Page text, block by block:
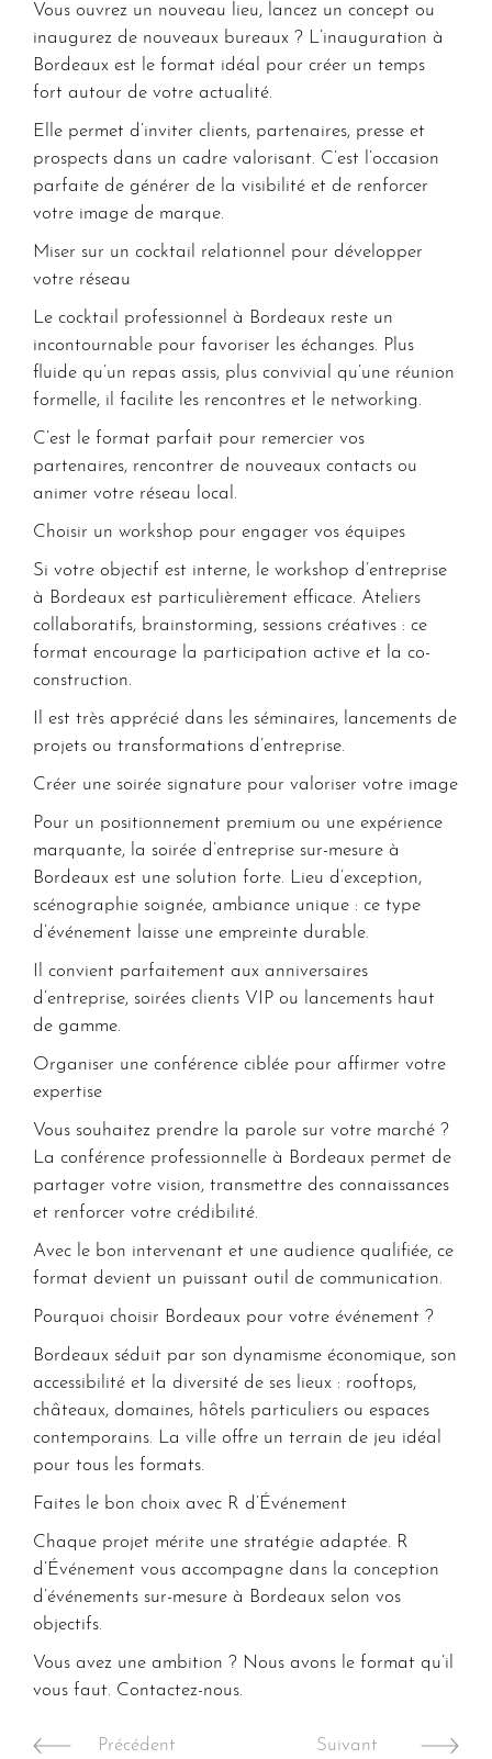
Vous ouvrez un nouveau lieu, lancez un concept ou
inaugurez de nouveaux bureaux ? L’inauguration à
Bordeaux est le format idéal pour créer un temps
fort autour de votre actualité.
Elle permet d’inviter clients, partenaires, presse et
prospects dans un cadre valorisant. C’est l’occasion
parfaite de générer de la visibilité et de renforcer
votre image de marque.
Miser sur un cocktail relationnel pour développer
votre réseau
Le cocktail professionnel à Bordeaux reste un
incontournable pour favoriser les échanges. Plus
fluide qu’un repas assis, plus convivial qu’une réunion
formelle, il facilite les rencontres et le networking.
C’est le format parfait pour remercier vos
partenaires, rencontrer de nouveaux contacts ou
animer votre réseau local.
Choisir un workshop pour engager vos équipes
Si votre objectif est interne, le workshop d’entreprise
à Bordeaux est particulièrement efficace. Ateliers
collaboratifs, brainstorming, sessions créatives : ce
format encourage la participation active et la co-
construction.
Il est très apprécié dans les séminaires, lancements de
projets ou transformations d’entreprise.
Créer une soirée signature pour valoriser votre image
Pour un positionnement premium ou une expérience
marquante, la soirée d’entreprise sur-mesure à
Bordeaux est une solution forte. Lieu d’exception,
scénographie soignée, ambiance unique : ce type
d’événement laisse une empreinte durable.
Il convient parfaitement aux anniversaires
d’entreprise, soirées clients VIP ou lancements haut
de gamme.
Organiser une conférence ciblée pour affirmer votre
expertise
Vous souhaitez prendre la parole sur votre marché ?
La conférence professionnelle à Bordeaux permet de
partager votre vision, transmettre des connaissances
et renforcer votre crédibilité.
Avec le bon intervenant et une audience qualifiée, ce
format devient un puissant outil de communication.
Pourquoi choisir Bordeaux pour votre événement ?
Bordeaux séduit par son dynamisme économique, son
accessibilité et la diversité de ses lieux : rooftops,
châteaux, domaines, hôtels particuliers ou espaces
contemporains. La ville offre un terrain de jeu idéal
pour tous les formats.
Faites le bon choix avec R d’Événement
Chaque projet mérite une stratégie adaptée. R
d’Événement vous accompagne dans la conception
d’événements sur-mesure à Bordeaux selon vos
objectifs.
Vous avez une ambition ? Nous avons le format qu’il
vous faut. Contactez-nous.
Précédent
Suivant